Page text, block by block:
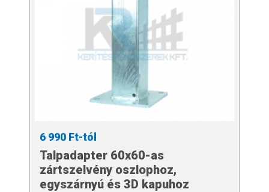
6 990 Ft-tól
Talpadapter 60x60-as
zártszelvény oszlophoz,
egyszárnyú és 3D kapuhoz